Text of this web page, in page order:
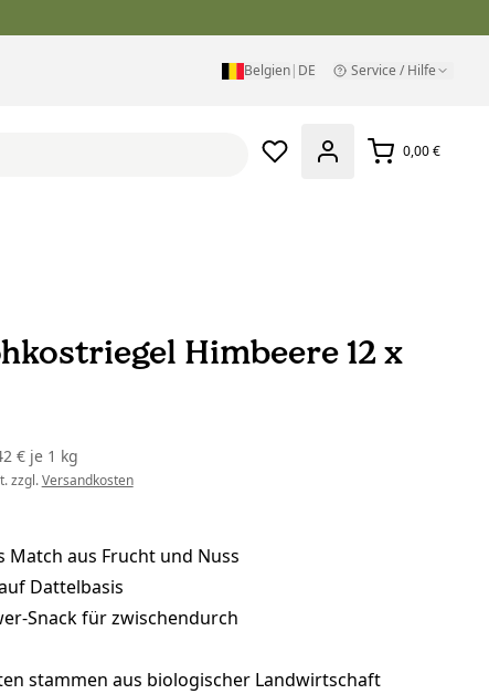
Belgien| DE Service / Hilfe
0,00 €
Himbeere 12 x
€ je1 kg
zzgl.Versandkosten
Match aus Frucht und Nuss
Dattelbasis
Snack für zwischendurch
stammen aus biologischer Landwirtschaft